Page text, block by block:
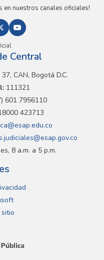
en nuestros canales oficiales!
Central
CAN, Bogotá D.C.
111321
601 7956110
423713
8 a.m. a 5 p.m.